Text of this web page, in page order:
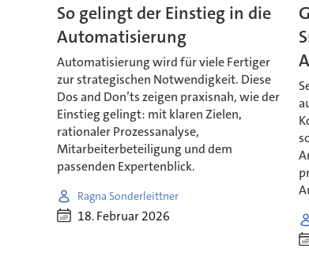
So gelingt der Einstieg in die
Automatisierung
Automatisierung wird für viele Fertiger
zur strategischen Notwendigkeit. Diese
Dos and Don’ts zeigen praxisnah, wie der
Einstieg gelingt: mit klaren Zielen,
rationaler Prozessanalyse,
Mitarbeiterbeteiligung und dem
passenden Expertenblick.
Ragna Sonderleittner
18. Februar 2026